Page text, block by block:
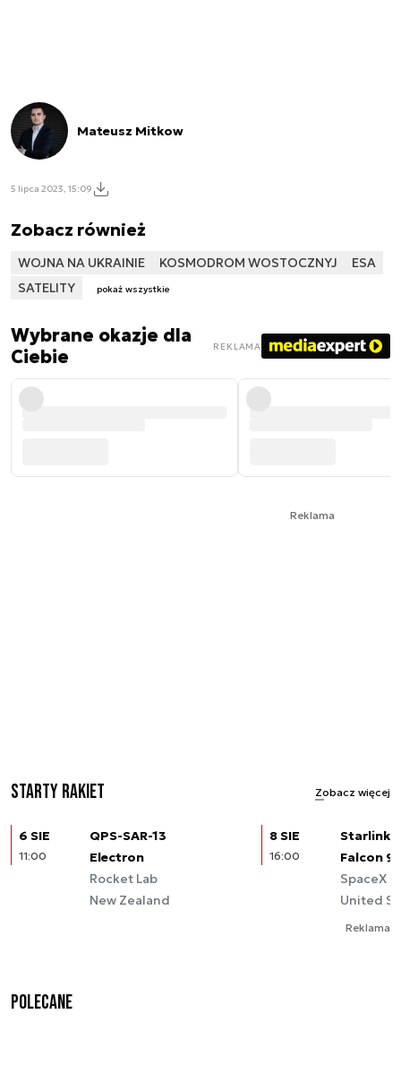
Mateusz Mitkow
5 lipca 2023, 15:09
Zobacz również
WOJNA NA UKRAINIE KOSMODROM WOSTOCZNYJ
ESA
SATELITY
pokaż wszystkie
Wybrane okazje dla
Ciebie
REKLAMA
Reklama
Starty rakiet Zobacz więcej
6 SIE
11:00
QPS-SAR-13
Electron
Rocket Lab
New Zealand
8 SIE
16:00
Starlink
Falcon 9
SpaceX
United
Reklama
Polecane